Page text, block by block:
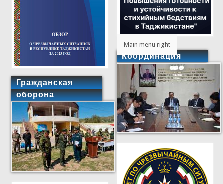
Гражданская
оборона
Main menu right
Координация